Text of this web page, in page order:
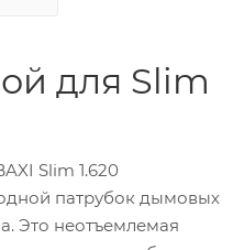
для Slim
Slim 1.620
патрубок дымовых
Это неотъемлемая